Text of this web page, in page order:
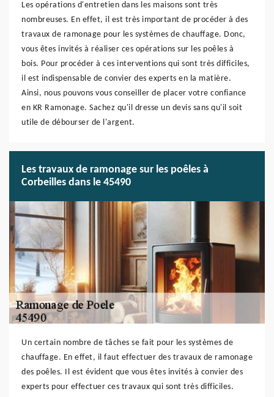
Les opérations d'entretien dans les maisons sont très
nombreuses. En effet, il est très important de procéder à des
travaux de ramonage pour les systèmes de chauffage. Donc,
vous êtes invités à réaliser ces opérations sur les poêles à
bois. Pour procéder à ces interventions qui sont très difficiles,
il est indispensable de convier des experts en la matière.
Ainsi, nous pouvons vous conseiller de placer votre confiance
en KR Ramonage. Sachez qu'il dresse un devis sans qu'il soit
utile de débourser de l'argent.
Les travaux de ramonage sur les poêles à
Corbeilles dans le 45490
Un certain nombre de tâches se fait pour les systèmes de
chauffage. En effet, il faut effectuer des travaux de ramonage
des poêles. Il est évident que vous êtes invités à convier des
experts pour effectuer ces travaux qui sont très difficiles.